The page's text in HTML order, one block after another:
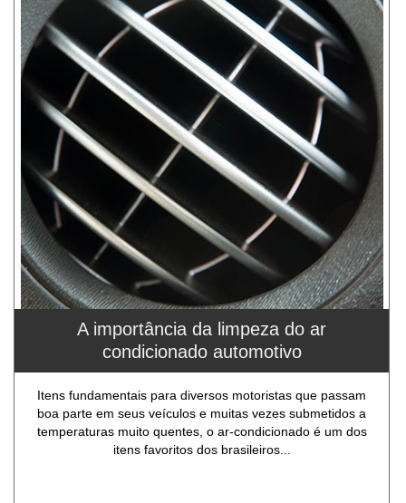
A importância da limpeza do ar
condicionado automotivo
Itens fundamentais para diversos motoristas que passam
boa parte em seus veículos e muitas vezes submetidos a
temperaturas muito quentes, o ar-condicionado é um dos
itens favoritos dos brasileiros...